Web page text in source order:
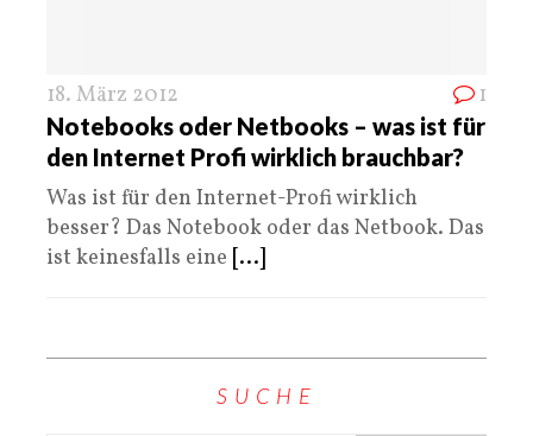
18. März 2012 1
Notebooks oder Netbooks – was ist für
den Internet Profi wirklich brauchbar?
Was ist für den Internet-Profi wirklich
besser? Das Notebook oder das Netbook. Das
ist keinesfalls eine [...]
SUCHE